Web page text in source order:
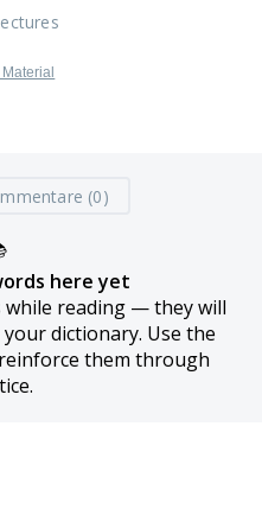
(0)
here yet
reading — they will
dictionary. Use the
them through